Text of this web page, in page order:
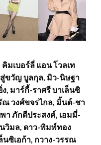
คิมเบอร์ลี่ แอน โวลเท
ขวัญ บูลกุล, มิว-นิษฐา
, มาร์กี้-ราศรี บาเล็นซิ
วงศ์ขจรไกล, มิ้นต์-ชา
า ภักดีประสงค์, เอมมี่-
วิมล, ดาว-พิมพ์ทอง
ซิเอก้า, กวาง-วรรณ